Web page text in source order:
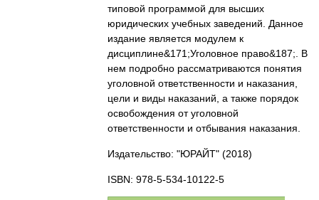
типовой программой для высших
юридических учебных заведений. Данное
издание является модулем к
дисциплине&171;Уголовное право&187;. В
нем подробно рассматриваются понятия
уголовной ответственности и наказания,
цели и виды наказаний, а также порядок
освобождения от уголовной
ответственности и отбывания наказания.
Издательство: "ЮРАЙТ" (2018)
ISBN: 978-5-534-10122-5